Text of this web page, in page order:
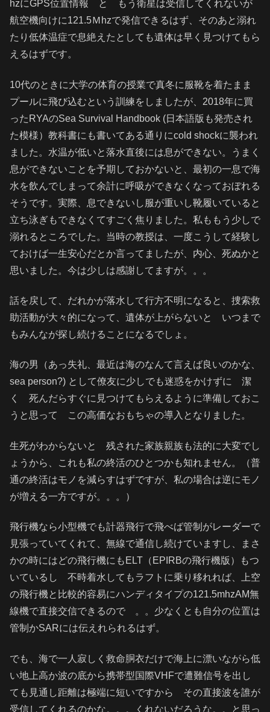
hzにGPS位置情報 と もう衛星は受信してくれないが
航空機向けに121.5Ｍhzで発信できるはず、そのあと溺れ
たり低体温症で息絶えたとしても遺体は早く見つけてもら
えるはずです。
10代のときに大学の体育の授業で真冬に服靴を着たまま
プールに飛び込むという訓練をしましたが、2018年に買
ったRYAのSea Survival Handbook (日本語版も発売され
た模様）教科書にも書いてある通りにcold shockに襲われ
ました。水温が低いと落水直後には息ができない。うまく
息ができないことを予期しておかないと、最初の一息で海
水を飲んでしまって余計に呼吸ができなくなっておぼれる
そうです。実際、息できないし服が重いし靴履いていると
立ち泳ぎもできなくてすごく焦りました。私ももう少しで
溺れるところでした。当時の教授は、一度こうして経験し
ておけば一生安心だとか言ってましたが、内心、死ぬかと
思いました。今は少しは感謝してますが。。。
話を戻して、だれかが落水して行方不明になると、捜索救
助活動が大々的になって、遺体が上がらないと いつまで
もみんなが探し続けることになるでしょ。
海の男（あっ失礼、最近は海のなんて言えば良いのかな、
sea person?) として僚友に少しでも迷惑をかけずに 潔
く 死んだらすぐに見つけてもらえるように準備しておこ
うと思って この高価なおもちゃの導入となりました。
生死がわからないと 残された家族親族も法的に大変でし
ょうから、これも私の終活のひとつかも知れません。（普
通の終活はモノを減らすはずですが、私の場合は逆にモノ
が増える一方ですが。。。）
飛行機なら小型機でも計器飛行で飛べば管制がレーダーで
見張っていてくれて、無線で通信し続けていますし、まさ
かの時にはどの飛行機にもELT（EPIRBの飛行機版）もつ
いているし 不時着水してもラフトに乗り移れれば、上空
の飛行機と比較的容易にハンディタイプの121.5mhzAM無
線機で直接交信できるので 。。少なくとも自分の位置は
管制かSARには伝えれられるはず。
でも、海で一人寂しく救命胴衣だけで海上に漂いながら低
い地上高か波の底から携帯型国際VHFで遭難信号を出し
ても見通し距離は極端に短いですから その直接波を誰が
受信してくれるのかな。。。くれないだろうな。。と思っ